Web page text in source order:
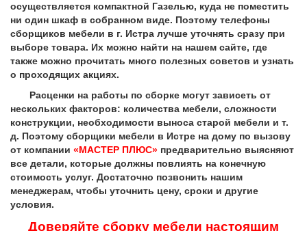
осуществляется компактной Газелью, куда не поместить
ни один шкаф в собранном виде. Поэтому телефоны
сборщиков мебели в г. Истра лучше уточнять сразу при
выборе товара. Их можно найти на нашем сайте, где
также можно прочитать много полезных советов и узнать
о проходящих акциях.
Расценки на работы по сборке могут зависеть от
нескольких факторов: количества мебели, сложности
конструкции, необходимости выноса старой мебели и т.
д. Поэтому сборщики мебели в Истре на дому по вызову
от компании «МАСТЕР ПЛЮС» предварительно выясняют
все детали, которые должны повлиять на конечную
стоимость услуг. Достаточно позвонить нашим
менеджерам, чтобы уточнить цену, сроки и другие
условия.
Доверяйте сборку мебели настоящим